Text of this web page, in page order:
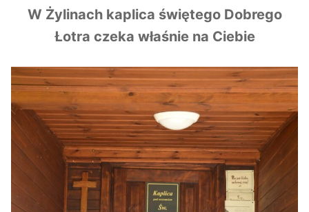
W Żylinach kaplica świętego Dobrego
Łotra czeka właśnie na Ciebie